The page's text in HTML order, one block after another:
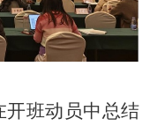
开班动员中总结